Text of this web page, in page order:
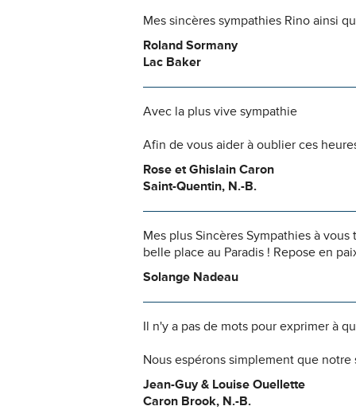
Mes sincères sympathies Rino ainsi
Roland Sormany
Lac Baker
Avec la plus vive sympathie
Afin de vous aider à oublier ces
Rose et Ghislain Caron
Saint-Quentin, N.-B.
Mes plus Sincères Sympathies à
belle place au Paradis ! Repose en
Solange Nadeau
Il n'y a pas de mots pour exprimer à
Nous espérons simplement que
Jean-Guy & Louise Ouellette
Caron Brook, N.-B.